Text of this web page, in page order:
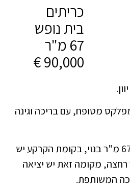
כריתים
בית נופש
בקומפלקס מטופח, עם בריכה וגינה
הביתה בגדול כולל של 67 מ"ר בנוי, בקומת הקרקע יש
מקומה זאת יש יציאה
המשותפת.